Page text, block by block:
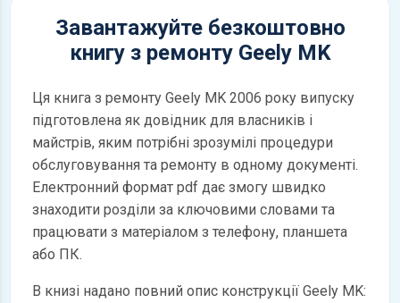
Завантажуйте безкоштовно
книгу з ремонту Geely MK
Ця книга з ремонту Geely MK 2006 року випуску
підготовлена як довідник для власників і
майстрів, яким потрібні зрозумілі процедури
обслуговування та ремонту в одному документі.
Електронний формат pdf дає змогу швидко
знаходити розділи за ключовими словами та
працювати з матеріалом з телефону, планшета
або ПК.
В книзі надано повний опис конструкції Geely MK: